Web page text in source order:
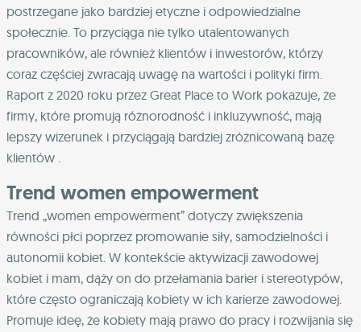
postrzegane jako bardziej etyczne i odpowiedzialne
społecznie. To przyciąga nie tylko utalentowanych
pracowników, ale również klientów i inwestorów, którzy
coraz częściej zwracają uwagę na wartości i polityki firm.
Raport z 2020 roku przez Great Place to Work pokazuje, że
firmy, które promują różnorodność i inkluzywność, mają
lepszy wizerunek i przyciągają bardziej zróżnicowaną bazę
klientów .
Trend women empowerment
Trend „women empowerment” dotyczy zwiększenia
równości płci poprzez promowanie siły, samodzielności i
autonomii kobiet. W kontekście aktywizacji zawodowej
kobiet i mam, dąży on do przełamania barier i stereotypów,
które często ograniczają kobiety w ich karierze zawodowej.
Promuje ideę, że kobiety mają prawo do pracy i rozwijania się